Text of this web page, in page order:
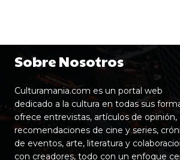
Sobre Nosotros
Culturamania.com es un portal web
dedicado a la cultura en todas sus
ofrece entrevistas, artículos de opinión,
recomendaciones de cine y series,
de eventos, arte, literatura y
con creadores, todo con un enfoque